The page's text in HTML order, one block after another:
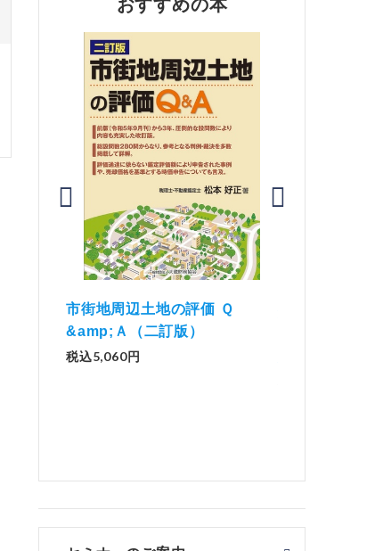
おすすめの本
解説とQ&amp;Aでわかる 電子
帳簿等保存制度の実務（改訂
版）